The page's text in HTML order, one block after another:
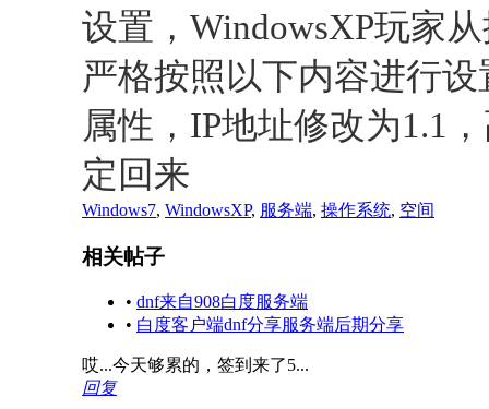
设置，WindowsXP玩家
严格按照以下内容进行设
属性，IP地址修改为1.1
定回来
Windows7, WindowsXP, 服务端, 操作系统, 空间
相关帖子
• dnf来自908白度服务端
• 白度客户端dnf分享服务端后期分享
哎...今天够累的，签到来了5...
回复